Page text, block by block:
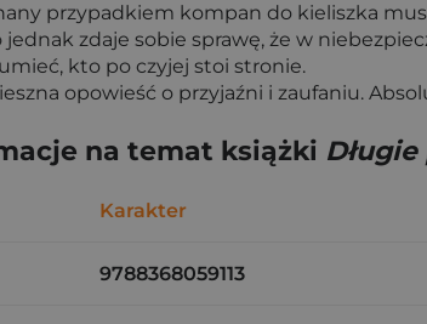
przypadkiem kompan do kieliszka
zdaje sobie sprawę, że w
kto po czyjej stoi stronie.
opowieść o przyjaźni i zaufaniu.
na temat książki
Karakter
9788368059113